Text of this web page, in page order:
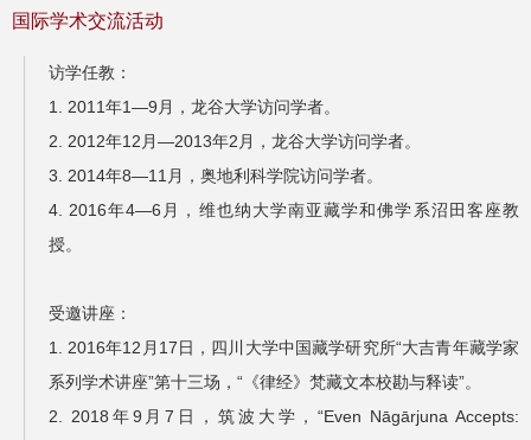
国际学术交流活动
访学任教：
1. 2011年1—9月，龙谷大学访问学者。
2. 2012年12月—2013年2月，龙谷大学访问学者。
3. 2014年8—11月，奥地利科学院访问学者。
4. 2016年4—6月，维也纳大学南亚藏学和佛学系沼田客座教
授。
受邀讲座：
1. 2016年12月17日，四川大学中国藏学研究所“大吉青年藏学家
系列学术讲座”第十三场，“《律经》梵藏文本校勘与释读”。
2. 2018年9月7日，筑波大学，“Even Nāgārjuna Accepts: